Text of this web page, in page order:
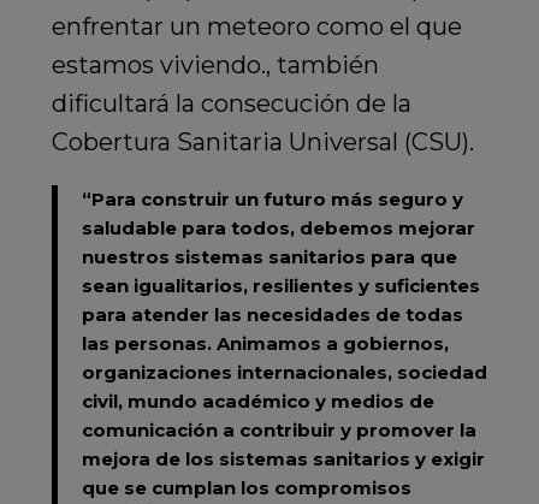
enfrentar un meteoro como el que
estamos viviendo., también
dificultará la consecución de la
Cobertura Sanitaria Universal (CSU).
“Para construir un futuro más seguro y
saludable para todos, debemos mejorar
nuestros sistemas sanitarios para que
sean igualitarios, resilientes y suficientes
para atender las necesidades de todas
las personas. Animamos a gobiernos,
organizaciones internacionales, sociedad
civil, mundo académico y medios de
comunicación a contribuir y promover la
mejora de los sistemas sanitarios y exigir
que se cumplan los compromisos